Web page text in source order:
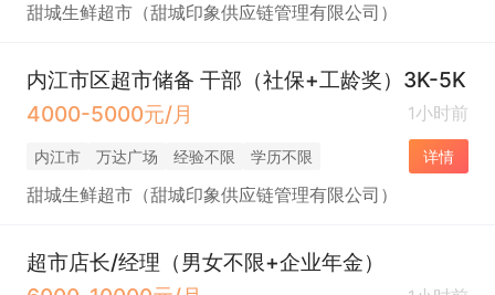
甜城生鲜超市（甜城印象供应链管理有限公司）
内江市区超市储备 干部（社保+工龄奖）3K-5K
4000-5000元/月
1小时前
内江市 万达广场 经验不限 学历不限 详情
甜城生鲜超市（甜城印象供应链管理有限公司）
超市店长/经理（男女不限+企业年金）